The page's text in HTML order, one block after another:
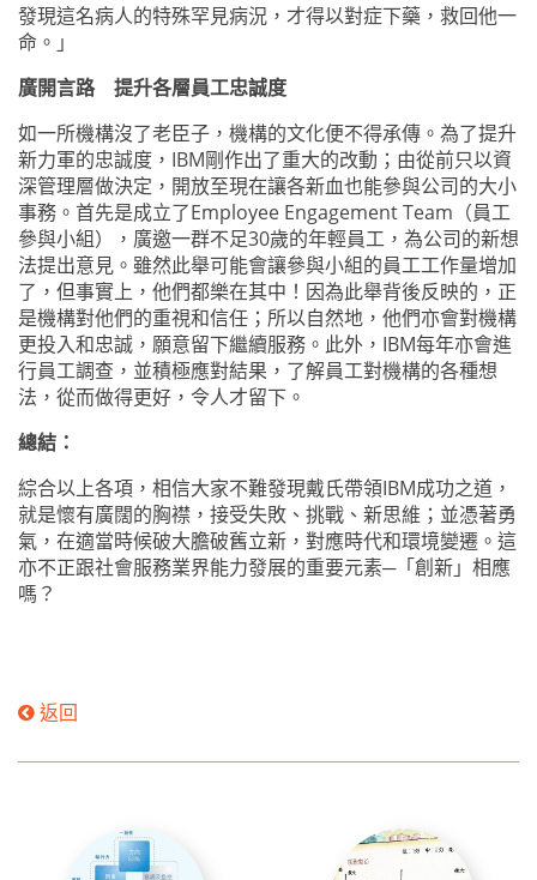
發現這名病人的特殊罕見病況，才得以對症下藥，救回他一
命。」
廣開言路 提升各層員工忠誠度
如一所機構沒了老臣子，機構的文化便不得承傳。為了提升
新力軍的忠誠度， IBM剛作出了重大的改動；由從前只以資
深管理層做決定，開放至現在讓各新血也能參與公司的大小
事務。首先是成立了Employee Engagement Team （員工
參與小組），廣邀一群不足30歲的年輕員工，為公司的新想
法提出意見。雖然此舉可能會讓參與小組的員工工作量增加
了，但事實上，他們都樂在其中！因為此舉背後反映的，正
是機構對他們的重視和信任；所以自然地，他們亦會對機構
更投入和忠誠，願意留下繼續服務。此外， IBM每年亦會進
行員工調查，並積極應對結果，了解員工對機構的各種想
法，從而做得更好，令人才留下。
總結：
綜合以上各項，相信大家不難發現戴氏帶領IBM成功之道，
就是懷有廣闊的胸襟，接受失敗、挑戰、新思維；並憑著勇
氣，在適當時候破大膽破舊立新，對應時代和環境變遷。這
亦不正跟社會服務業界能力發展的重要元素─「創新」相應
嗎？
返回